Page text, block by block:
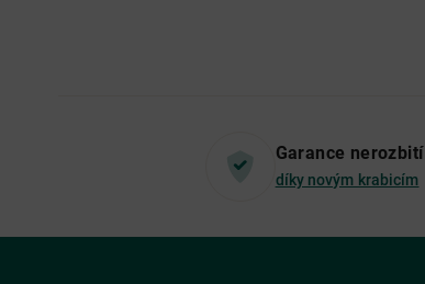
Garance nerozbití
díky novým krabicím